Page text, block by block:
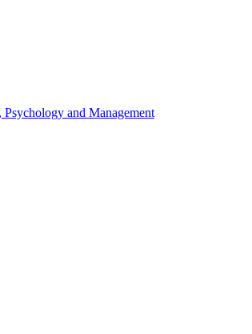
Psychology and Management